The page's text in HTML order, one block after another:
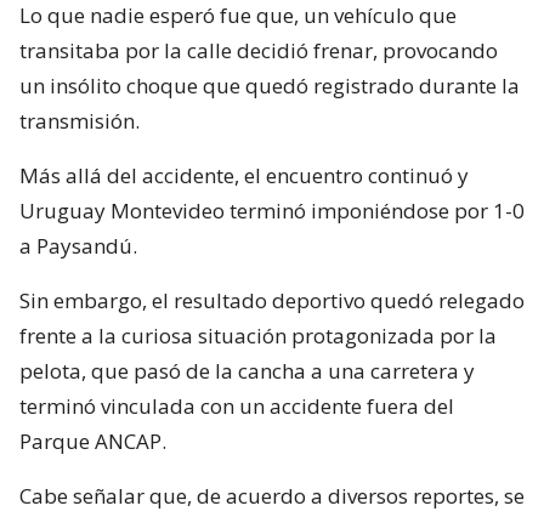
Lo que nadie esperó fue que, un vehículo que
transitaba por la calle decidió frenar, provocando
un insólito choque que quedó registrado durante la
transmisión.
Más allá del accidente, el encuentro continuó y
Uruguay Montevideo terminó imponiéndose por 1-0
a Paysandú.
Sin embargo, el resultado deportivo quedó relegado
frente a la curiosa situación protagonizada por la
pelota, que pasó de la cancha a una carretera y
terminó vinculada con un accidente fuera del
Parque ANCAP.
Cabe señalar que, de acuerdo a diversos reportes, se